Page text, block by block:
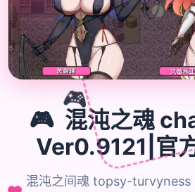
🎮
🎮 混沌之魂
Ver0.9121|官
混沌之间魂 topsy-turvyness